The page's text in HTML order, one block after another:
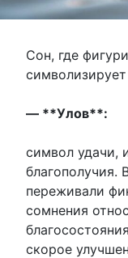
Сон, где
— **Улов**:
символ удачи,
благополучия.
переживали
сомнения
скорое